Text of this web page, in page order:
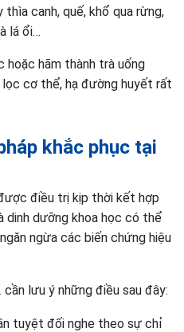
canh, quế, khổ qua rừng,
lá ổi…
hoặc hãm thành trà uống
cơ thể, hạ đường huyết rất
khắc phục tại
điều trị kịp thời kết hợp
dinh dưỡng khoa học có thể
ngừa các biến chứng hiệu
lưu ý những điều sau đây:
tuyệt đối nghe theo sự chỉ